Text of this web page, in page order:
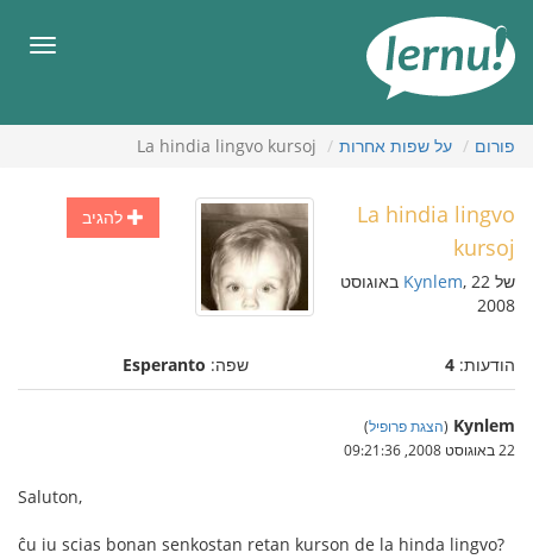
העניינים
פורום על שפות אחרות La hindia lingvo kursoj
להגיב
La hindia lingvo
kursoj
של Kynlem , 22 באוגוסט
2008
הודעות: 4 שפה: Esperanto
Kynlem
(הצגת פרופיל)
22 באוגוסט 2008, 09:21:36
Saluton,
ĉu iu scias bonan senkostan retan kurson de la hinda lingvo?